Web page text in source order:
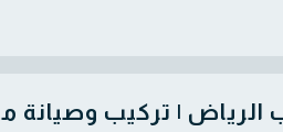
الرياض | تركيب